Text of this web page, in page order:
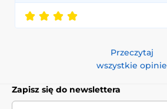
Przeczytaj
wszystkie opinie
Zapisz się do newslettera